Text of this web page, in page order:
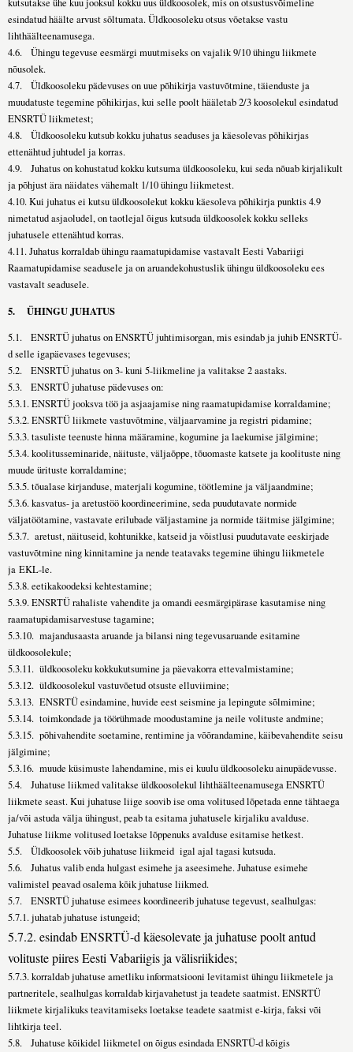
kutsutakse ühe kuu jooksul kokku uus üldkoosolek, mis on otsustusvõimeline
esindatud häälte arvust sõltumata. Üldkoosoleku otsus võetakse vastu
lihthäälteenamusega.
4.6. Ühingu tegevuse eesmärgi muutmiseks on vajalik 9/10 ühingu liikmete
nõusolek.
4.7. Üldkoosoleku pädevuses on uue põhikirja vastuvõtmine, täienduste ja
muudatuste tegemine põhikirjas, kui selle poolt hääletab 2/3 koosolekul esindatud
ENSRTÜ liikmetest;
4.8. Üldkoosoleku kutsub kokku juhatus seaduses ja käesolevas põhikirjas
ettenähtud juhtudel ja korras.
4.9. Juhatus on kohustatud kokku kutsuma üldkoosoleku, kui seda nõuab kirjalikult
ja põhjust ära näidates vähemalt 1/10 ühingu liikmetest.
4.10. Kui juhatus ei kutsu üldkoosolekut kokku käesoleva põhikirja punktis 4.9
nimetatud asjaoludel, on taotlejal õigus kutsuda üldkoosolek kokku selleks
juhatusele ettenähtud korras.
4.11. Juhatus korraldab ühingu raamatupidamise vastavalt Eesti Vabariigi
Raamatupidamise seadusele ja on aruandekohustuslik ühingu üldkoosoleku ees
vastavalt seadusele.
5. ÜHINGU JUHATUS
5.1. ENSRTÜ juhatus on ENSRTÜ juhtimisorgan, mis esindab ja juhib ENSRTÜ-
d selle igapäevases tegevuses;
5.2. ENSRTÜ juhatus on 3- kuni 5-liikmeline ja valitakse 2 aastaks.
5.3. ENSRTÜ juhatuse pädevuses on:
5.3.1. ENSRTÜ jooksva töö ja asjaajamise ning raamatupidamise korraldamine;
5.3.2. ENSRTÜ liikmete vastuvõtmine, väljaarvamine ja registri pidamine;
5.3.3. tasuliste teenuste hinna määramine, kogumine ja laekumise jälgimine;
5.3.4. koolitusseminaride, näituste, väljaõppe, tõuomaste katsete ja koolituste ning
muude ürituste korraldamine;
5.3.5. tõualase kirjanduse, materjali kogumine, töötlemine ja väljaandmine;
5.3.6. kasvatus- ja aretustöö koordineerimine, seda puudutavate normide
väljatöötamine, vastavate erilubade väljastamine ja normide täitmise jälgimine;
5.3.7. aretust, näituseid, kohtunikke, katseid ja võistlusi puudutavate eeskirjade
vastuvõtmine ning kinnitamine ja nende teatavaks tegemine ühingu liikmetele
ja EKL-le.
5.3.8. eetikakoodeksi kehtestamine;
5.3.9. ENSRTÜ rahaliste vahendite ja omandi eesmärgipärase kasutamise ning
raamatupidamisarvestuse tagamine;
5.3.10. majandusaasta aruande ja bilansi ning tegevusaruande esitamine
üldkoosolekule;
5.3.11. üldkoosoleku kokkukutsumine ja päevakorra ettevalmistamine;
5.3.12. üldkoosolekul vastuvõetud otsuste elluviimine;
5.3.13. ENSRTÜ esindamine, huvide eest seismine ja lepingute sõlmimine;
5.3.14. toimkondade ja töörühmade moodustamine ja neile volituste andmine;
5.3.15. põhivahendite soetamine, rentimine ja võõrandamine, käibevahendite seisu
jälgimine;
5.3.16. muude küsimuste lahendamine, mis ei kuulu üldkoosoleku ainupädevusse.
5.4. Juhatuse liikmed valitakse üldkoosolekul lihthäälteenamusega ENSRTÜ
liikmete seast. Kui juhatuse liige soovib ise oma volitused lõpetada enne tähtaega
ja/või astuda välja ühingust, peab ta esitama juhatusele kirjaliku avalduse.
Juhatuse liikme volitused loetakse lõppenuks avalduse esitamise hetkest.
5.5. Üldkoosolek võib juhatuse liikmeid igal ajal tagasi kutsuda.
5.6. Juhatus valib enda hulgast esimehe ja aseesimehe. Juhatuse esimehe
valimistel peavad osalema kõik juhatuse liikmed.
5.7. ENSRTÜ juhatuse esimees koordineerib juhatuse tegevust, sealhulgas:
5.7.1. juhatab juhatuse istungeid;
5.7.2. esindab ENSRTÜ-d käesolevate ja juhatuse poolt antud
volituste piires Eesti Vabariigis ja välisriikides;
5.7.3. korraldab juhatuse ametliku informatsiooni levitamist ühingu liikmetele ja
partneritele, sealhulgas korraldab kirjavahetust ja teadete saatmist. ENSRTÜ
liikmete kirjalikuks teavitamiseks loetakse teadete saatmist e-kirja, faksi või
lihtkirja teel.
5.8. Juhatuse kõikidel liikmetel on õigus esindada ENSRTÜ-d kõigis